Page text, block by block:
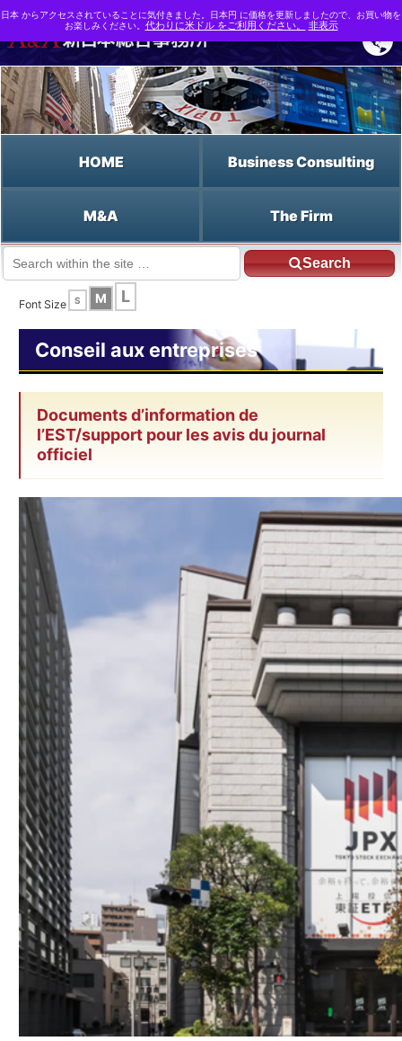
HOME Business Consulting
M&A The Firm
Search
Francais HOME
Documents d’information de l’EST/support pour les avis du journal officiel
Font Size S M L
Conseil aux entreprises
Documents d’information de
l’EST/support pour les avis du journal
officiel
日本 からアクセスされていることに気付きました。日本円 に価格を更新しましたので、お買い物を
お楽しみください。 代わりに米ドル をご利用ください。 非表示